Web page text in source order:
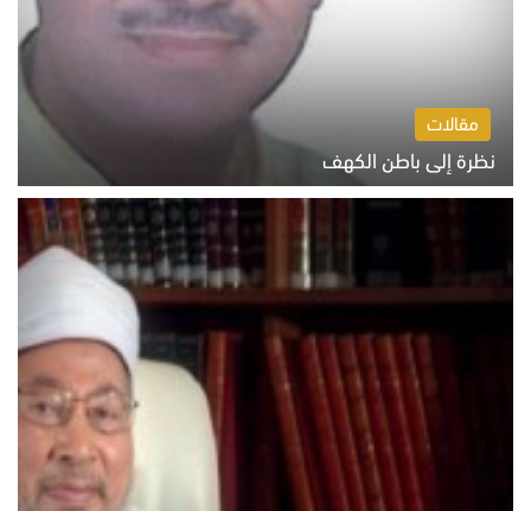
مقالات
نظرة إلى باطن الكهف
السبت 8 أغسطس 2026 11:04 ص